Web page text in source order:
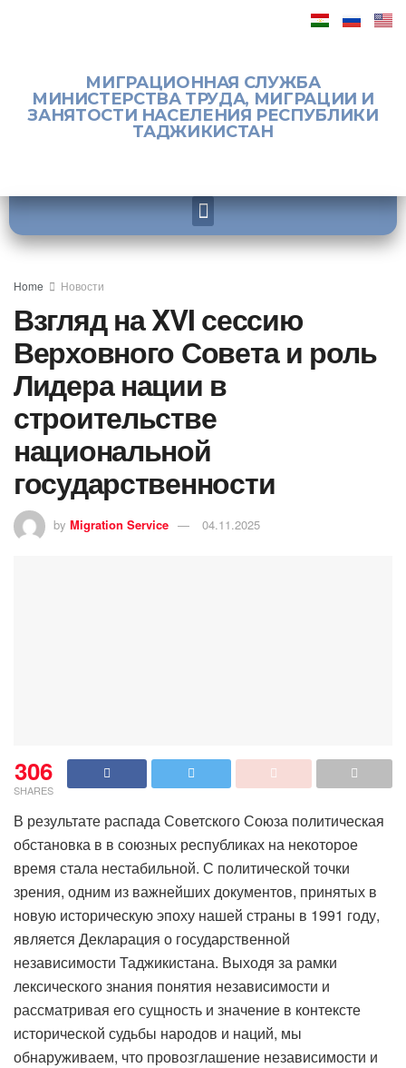
МИГРАЦИОННАЯ СЛУЖБА
МИНИСТЕРСТВА ТРУДА, МИГРАЦИИ И
ЗАНЯТОСТИ НАСЕЛЕНИЯ РЕСПУБЛИКИ
ТАДЖИКИСТАН
Home Новости
Взгляд на XVI сессию
Верховного Совета и роль
Лидера нации в
строительстве
национальной
государственности
by Migration Service 04.11.2025
306
SHARES
В результате распада Советского Союза политическая
обстановка в в союзных республиках на некоторое
время стала нестабильной. С политической точки
зрения, одним из важнейших документов, принятых в
новую историческую эпоху нашей страны в 1991 году,
является Декларация о государственной
независимости Таджикистана. Выходя за рамки
лексического знания понятия независимости и
рассматривая его сущность и значение в контексте
исторической судьбы народов и наций, мы
обнаруживаем, что провозглашение независимости и